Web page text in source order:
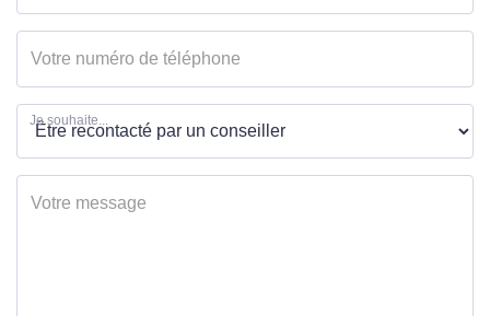
Je souhaite...